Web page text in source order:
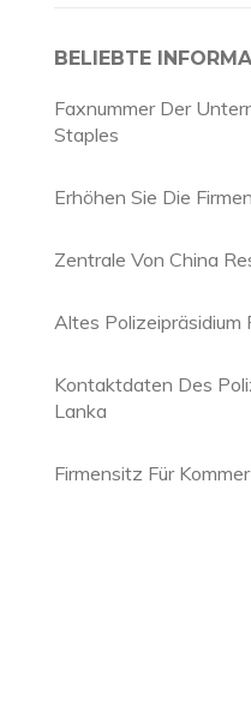
BELIEBTE
Faxnummer Der
Staples
Erhöhen Sie Die
Zentrale Von China
Altes Polizeipräsidium
Kontaktdaten Des
Lanka
Firmensitz Für